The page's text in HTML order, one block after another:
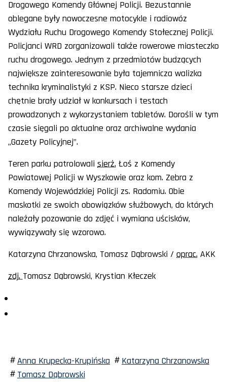
Drogowego Komendy Głównej Policji. Bezustannie
oblegane były nowoczesne motocykle i radiowóz
Wydziału Ruchu Drogowego Komendy Stołecznej Policji.
Policjanci WRD zorganizowali także rowerowe miasteczko
ruchu drogowego. Jednym z przedmiotów budzących
największe zainteresowanie była tajemnicza walizka
technika kryminalistyki z KSP. Nieco starsze dzieci
chętnie brały udział w konkursach i testach
prowadzonych z wykorzystaniem tabletów. Dorośli w tym
czasie sięgali po aktualne oraz archiwalne wydania
„Gazety Policyjnej”.
Teren parku patrolowali sierż. Łoś z Komendy
Powiatowej Policji w Wyszkowie oraz kom. Zebra z
Komendy Wojewódzkiej Policji zs. Radomiu. Obie
maskotki ze swoich obowiązków służbowych, do których
należały pozowanie do zdjęć i wymiana uścisków,
wywiązywały się wzorowo.
Katarzyna Chrzanowska, Tomasz Dąbrowski / oprac. AKK
zdj.Tomasz Dąbrowski, Krystian Kłeczek
Anna Krupecka-Krupińska
Katarzyna Chrzanowska
Tomasz Dąbrowski